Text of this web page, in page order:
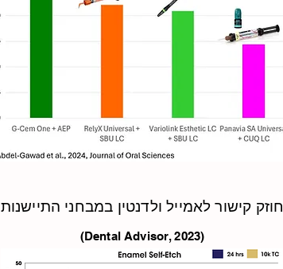
חוזק קישור לאמייל ולדנטין במבחני התיישנות
(Dental Advisor, 2023)